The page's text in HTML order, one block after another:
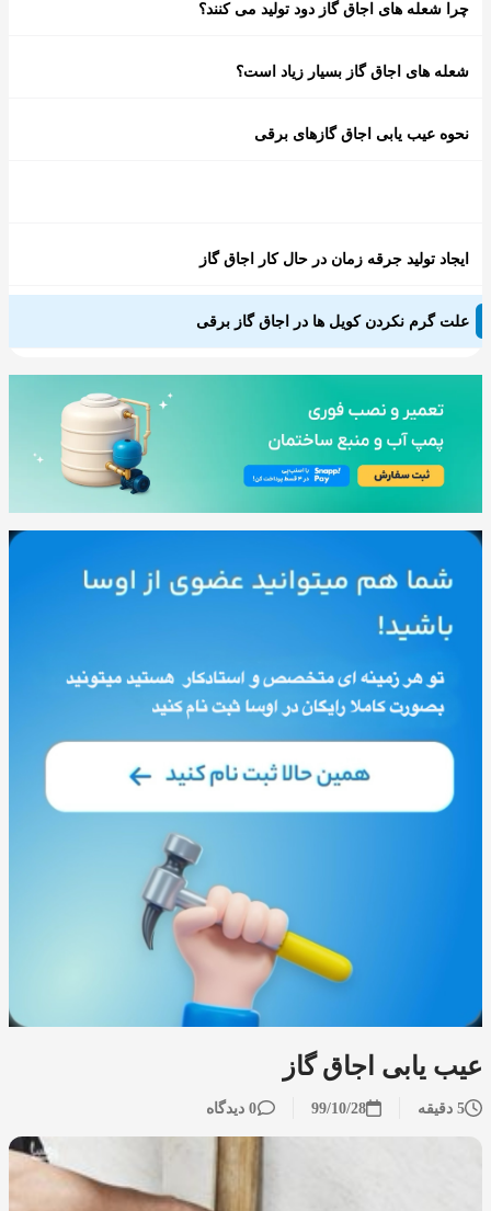
عیب یابی اجاق گاز
5 دقیقه 99/10/28 0 دیدگاه
چرا شعله های اجاق گاز دود تولید می کنند؟
شعله های اجاق گاز بسیار زیاد است؟
نحوه عیب یابی اجاق گازهای برقی
ایجاد تولید جرقه زمان در حال کار اجاق گاز
علت گرم نکردن کویل ها در اجاق گاز برقی